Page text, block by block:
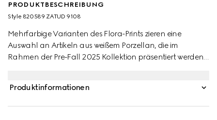
PRODUKTBESCHREIBUNG
Style ‎820589 ZATUD 9108
Mehrfarbige Varianten des Flora-Prints zieren eine
Auswahl an Artikeln aus weißem Porzellan, die im
Rahmen der Pre-Fall 2025 Kollektion präsentiert werden.
Produktinformationen